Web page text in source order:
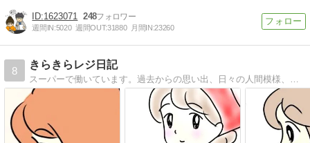
1623071 248
週間IN:5020 週間OUT:31880 月間IN:23260
8
きらきらレジ日記